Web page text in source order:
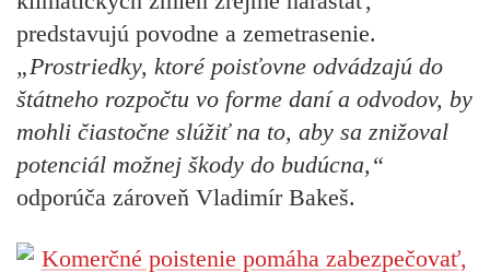
predstavujú povodne a zemetrasenie.
„Prostriedky, ktoré poisťovne odvádzajú do
štátneho rozpočtu vo forme daní a odvodov, by
mohli čiastočne slúžiť na to, aby sa znižoval
potenciál možnej škody do budúcna,“
odporúča zároveň Vladimír Bakeš.